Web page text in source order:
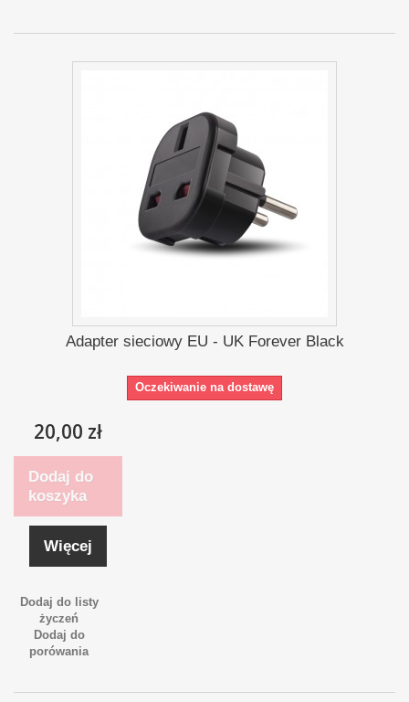
Adapter sieciowy EU - UK Forever Black
Oczekiwanie na dostawę
20,00 zł
Dodaj do
koszyka
Więcej
Dodaj do listy
życzeń
Dodaj do
porówania